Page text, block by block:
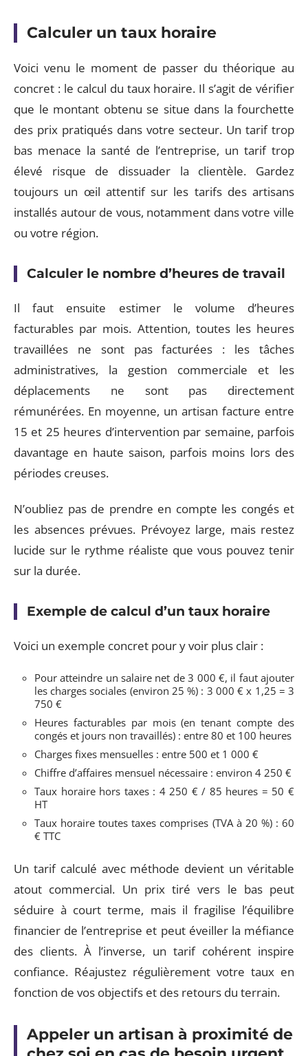
Calculer un taux horaire
Voici venu le moment de passer du théorique au
concret : le calcul du taux horaire. Il s’agit de vérifier
que le montant obtenu se situe dans la fourchette
des prix pratiqués dans votre secteur. Un tarif trop
bas menace la santé de l’entreprise, un tarif trop
élevé risque de dissuader la clientèle. Gardez
toujours un œil attentif sur les tarifs des artisans
installés autour de vous, notamment dans votre ville
ou votre région.
Calculer le nombre d’heures de travail
Il faut ensuite estimer le volume d’heures
facturables par mois. Attention, toutes les heures
travaillées ne sont pas facturées : les tâches
administratives, la gestion commerciale et les
déplacements ne sont pas directement
rémunérées. En moyenne, un artisan facture entre
15 et 25 heures d’intervention par semaine, parfois
davantage en haute saison, parfois moins lors des
périodes creuses.
N’oubliez pas de prendre en compte les congés et
les absences prévues. Prévoyez large, mais restez
lucide sur le rythme réaliste que vous pouvez tenir
sur la durée.
Exemple de calcul d’un taux horaire
Voici un exemple concret pour y voir plus clair :
Pour atteindre un salaire net de 3 000 €, il faut ajouter
les charges sociales (environ 25 %) : 3 000 € x 1,25 = 3
750 €
Heures facturables par mois (en tenant compte des
congés et jours non travaillés) : entre 80 et 100 heures
Charges fixes mensuelles : entre 500 et 1 000 €
Chiffre d’affaires mensuel nécessaire : environ 4 250 €
Taux horaire hors taxes : 4 250 € / 85 heures = 50 €
HT
Taux horaire toutes taxes comprises (TVA à 20 %) : 60
€ TTC
Un tarif calculé avec méthode devient un véritable
atout commercial. Un prix tiré vers le bas peut
séduire à court terme, mais il fragilise l’équilibre
financier de l’entreprise et peut éveiller la méfiance
des clients. À l’inverse, un tarif cohérent inspire
confiance. Réajustez régulièrement votre taux en
fonction de vos objectifs et des retours du terrain.
Appeler un artisan à proximité de